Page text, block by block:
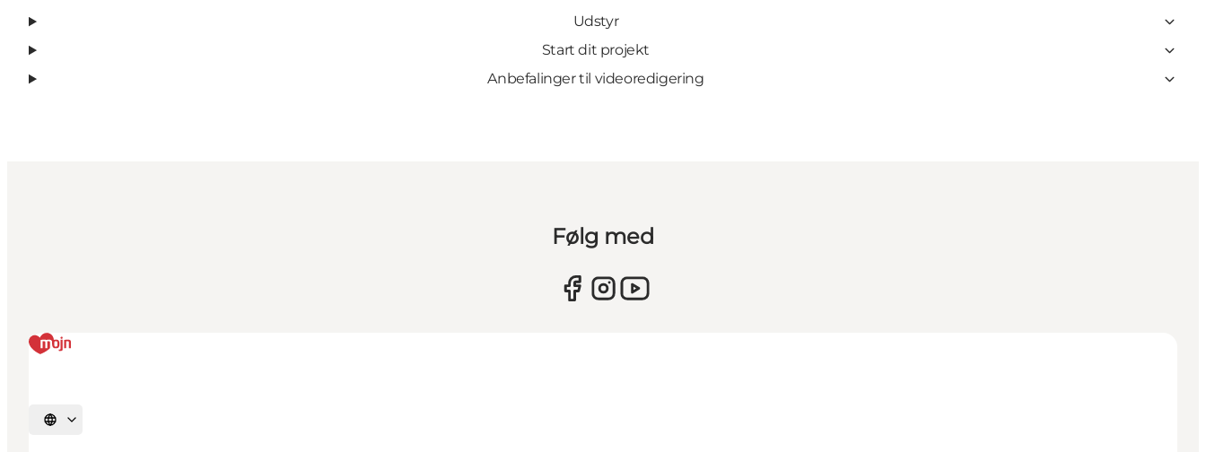
Udstyr
Start dit projekt
Anbefalinger til videoredigering
Følg med
Vælg sprog